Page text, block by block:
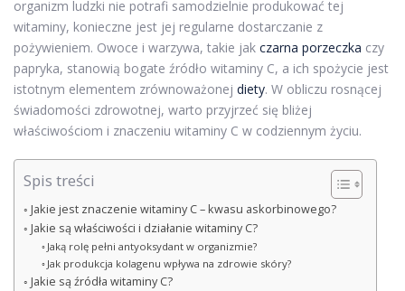
organizm ludzki nie potrafi samodzielnie produkować tej
witaminy, konieczne jest jej regularne dostarczanie z
pożywieniem. Owoce i warzywa, takie jak czarna porzeczka czy
papryka, stanowią bogate źródło witaminy C, a ich spożycie jest
istotnym elementem zrównoważonej diety. W obliczu rosnącej
świadomości zdrowotnej, warto przyjrzeć się bliżej
właściwościom i znaczeniu witaminy C w codziennym życiu.
Spis treści
Jakie jest znaczenie witaminy C – kwasu askorbinowego?
Jakie są właściwości i działanie witaminy C?
Jaką rolę pełni antyoksydant w organizmie?
Jak produkcja kolagenu wpływa na zdrowie skóry?
Jakie są źródła witaminy C?